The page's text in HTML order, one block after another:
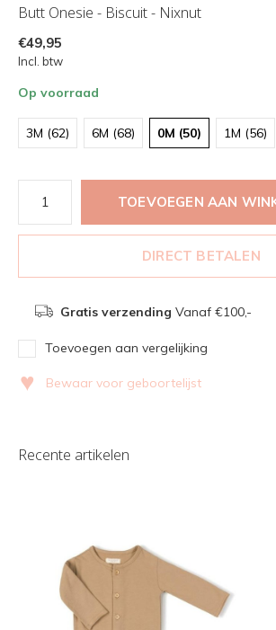
Butt Onesie - Biscuit - Nixnut
€49,95
Incl. btw
Op voorraad
3M (62) 6M (68) 0M (50) 1M (56)
TOEVOEGEN AAN
DIRECT BETALEN
Gratis verzending Vanaf €100,-
Toevoegen aan vergelijking
♥ Bewaar voor geboortelijst
Recente artikelen